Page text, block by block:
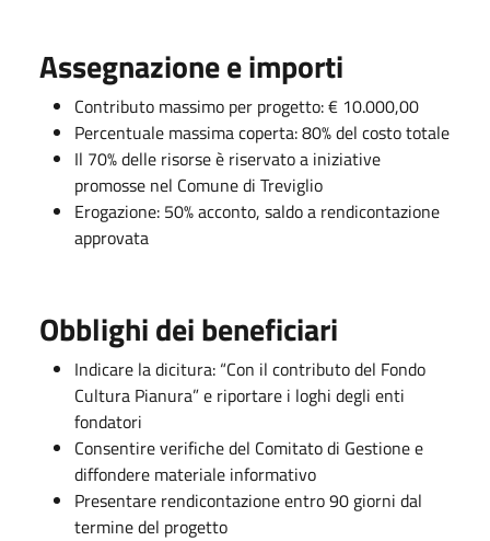
Assegnazione e importi
Contributo massimo per progetto: € 10.000,00
Percentuale massima coperta: 80% del costo totale
Il 70% delle risorse è riservato a iniziative
promosse nel Comune di Treviglio
Erogazione: 50% acconto, saldo a rendicontazione
approvata
Obblighi dei beneficiari
Indicare la dicitura: “Con il contributo del Fondo
Cultura Pianura” e riportare i loghi degli enti
fondatori
Consentire verifiche del Comitato di Gestione e
diffondere materiale informativo
Presentare rendicontazione entro 90 giorni dal
termine del progetto